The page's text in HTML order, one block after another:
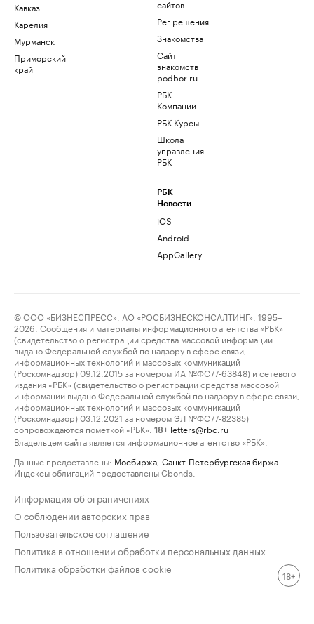
Кавказ
Карелия
Мурманск
Приморский
край
сайтов
Рег.решения
Знакомства
Сайт
знакомств
podbor.ru
РБК
Компании
РБК Курсы
Школа
управления
РБК
РБК
Новости
iOS
Android
AppGallery
© ООО «БИЗНЕСПРЕСС», АО «РОСБИЗНЕСКОНСАЛТИНГ», 1995–
2026. Сообщения и материалы информационного агентства «РБК»
(свидетельство о регистрации средства массовой информации
выдано Федеральной службой по надзору в сфере связи,
информационных технологий и массовых коммуникаций
(Роскомнадзор) 09.12.2015 за номером ИА №ФС77-63848) и сетевого
издания «РБК» (свидетельство о регистрации средства массовой
информации выдано Федеральной службой по надзору в сфере связи,
информационных технологий и массовых коммуникаций
(Роскомнадзор) 03.12.2021 за номером ЭЛ №ФС77-82385)
сопровождаются пометкой «РБК».
18+ letters@rbc.ru
Владельцем сайта является информационное агентство «РБК».
Данные предоставлены: Мосбиржа Санкт-Петербургская биржа
Индексы облигаций предоставлены Cbonds.
Информация об ограничениях
О соблюдении авторских прав
Пользовательское соглашение
Политика в отношении обработки персональных данных
Политика обработки файлов cookie
18+